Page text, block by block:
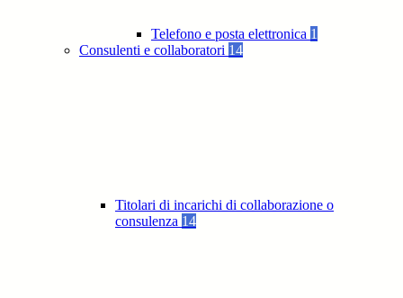
Telefono e posta elettronica 1
Consulenti e collaboratori 14
Titolari di incarichi di collaborazione o
consulenza 14